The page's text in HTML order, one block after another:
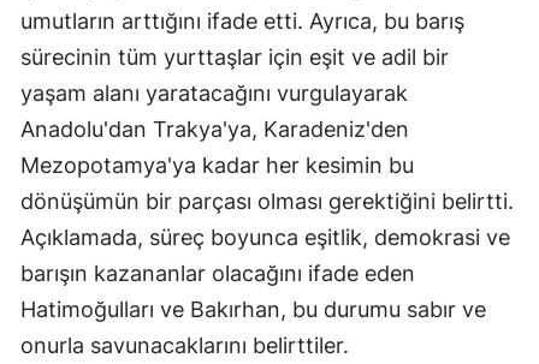
umutların arttığını ifade etti. Ayrıca, bu barış
sürecinin tüm yurttaşlar için eşit ve adil bir
yaşam alanı yaratacağını vurgulayarak
Anadolu'dan Trakya'ya, Karadeniz'den
Mezopotamya'ya kadar her kesimin bu
dönüşümün bir parçası olması gerektiğini belirtti.
Açıklamada, süreç boyunca eşitlik, demokrasi ve
barışın kazananlar olacağını ifade eden
Hatimoğulları ve Bakırhan, bu durumu sabır ve
onurla savunacaklarını belirttiler.